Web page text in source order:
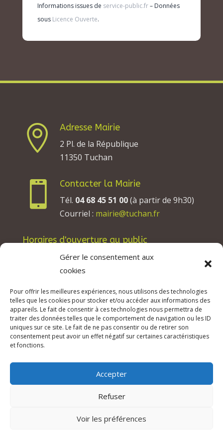
Gérer le consentement aux
cookies
Pour offrir les meilleures expériences, nous utilisons des technologies
telles que les cookies pour stocker et/ou accéder aux informations des
appareils. Le fait de consentir à ces technologies nous permettra de
traiter des données telles que le comportement de navigation ou les ID
uniques sur ce site. Le fait de ne pas consentir ou de retirer son
consentement peut avoir un effet négatif sur certaines caractéristiques
et fonctions.
Accepter
Refuser
Voir les préférences
Informations issues de service-public.fr– Données
sous Licence Ouverte.

Adresse Mairie
2 Pl. de la République
11350 Tuchan

Contacter la Mairie
Tél. 04 68 45 51 00(à partir de 9h30)
Courriel : mairie@tuchan.fr
Horaires d'ouverture au public
Les lundis, mardis et jeudis : de 8h à 12h et de
13h30 à 17h30.
Les vendredis : de 8h à 12h.
© 2026 Mairie de Tuchan | Site Internet réalisé
Mentions légales & Crédits–RGPD Protection
des données